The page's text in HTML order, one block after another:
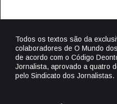
Todos os textos são da
colaboradores de O Mundo
de acordo com o Código
Jornalista, aprovado a quatro
pelo Sindicato dos Jornalistas.